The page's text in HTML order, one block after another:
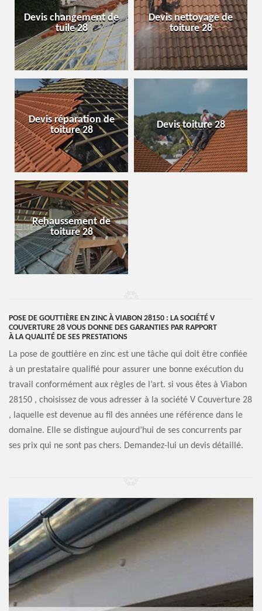
Devis changement de
tuile 28
Devis nettoyage de
toiture 28
Devis réparation de
toiture 28
Devis toiture 28
Rehaussement de
toiture 28
POSE DE GOUTTIÈRE EN ZINC À VIABON 28150 : LA SOCIÉTÉ V
COUVERTURE 28 VOUS DONNE DES GARANTIES PAR RAPPORT
À LA QUALITÉ DE SES PRESTATIONS
La pose de gouttière en zinc est une tâche qui doit être confiée
à un prestataire qualifié pour assurer une bonne exécution du
travail conformément aux règles de l’art. si vous êtes à Viabon
28150 , choisissez de vous adresser à la société V Couverture 28
, laquelle est devenue au fil des années une référence dans le
domaine. Elle se distingue aujourd’hui de ses concurrents par
ses prix qui ne sont pas chers. Demandez-lui un devis détaillé.